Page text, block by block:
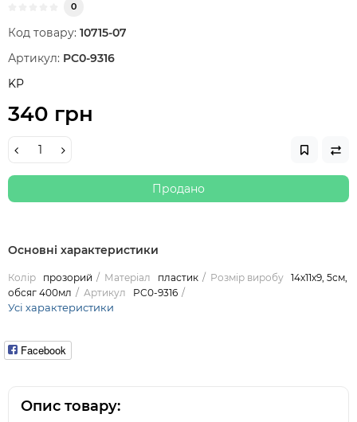
0
Код товару: 10715-07
Артикул: PC0-9316
KP
340 грн
Продано
Основні характеристики
Колір прозорий Матеріал пластик Розмір виробу 14х11х9, 5см,
обсяг 400мл
Артикул PC0-9316
Усі характеристики
Facebook
Опис товару: